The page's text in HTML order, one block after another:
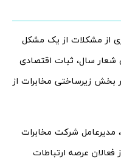
از مشکلات از یک مشکل
شعار سال، ثبات اقتصادی
گذشته در بخش زیرساختی مخابرات از
مدیرعامل شرکت مخابرات
عرصه ارتباطات